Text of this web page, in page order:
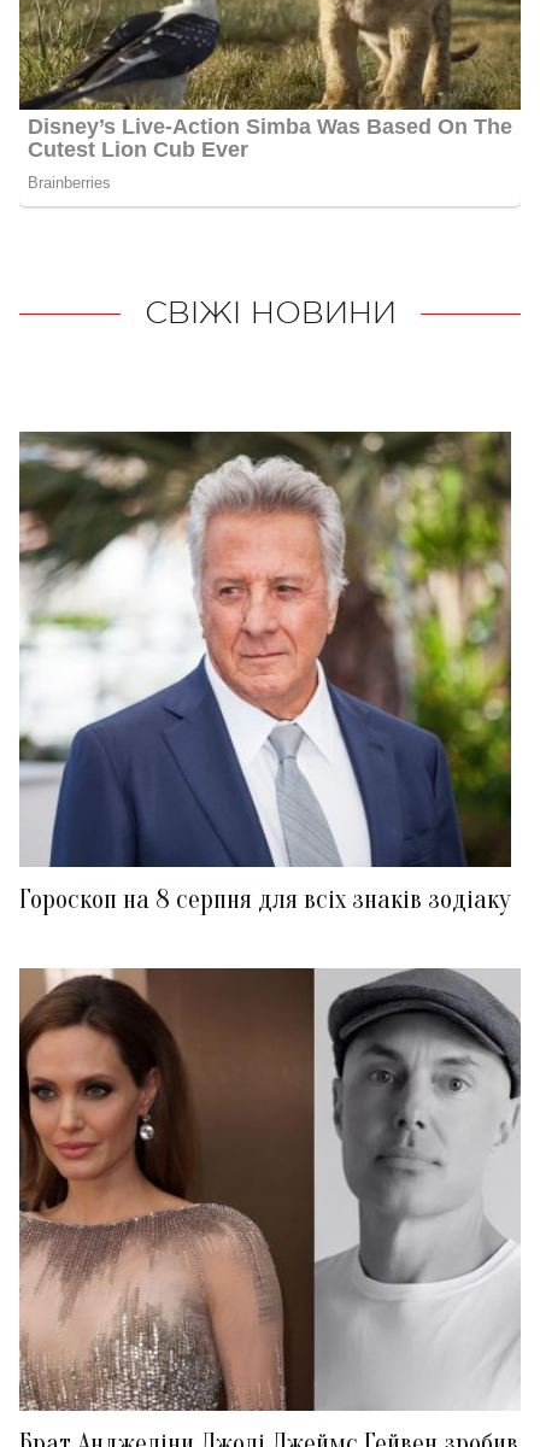
СВІЖІ НОВИНИ
Гороскоп на 8 серпня для всіх знаків зодіаку